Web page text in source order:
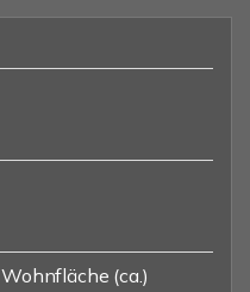
Wohnfläche (ca.)